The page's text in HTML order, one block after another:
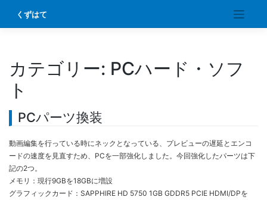
content
くずはて
カテゴリー: PCハード・ソフ
ト
PCパーツ換装
動画編集を行っている時にネックとなっている、プレビューの遅延とエンコ
ードの速度を見直すため、PCを一部強化しました。今回強化したパーツは下
記の2つ。
メモリ：現行9GBを18GBに増設
グラフィックカード：SAPPHIRE HD 5750 1GB GDDR5 PCIE HDMI/DPを